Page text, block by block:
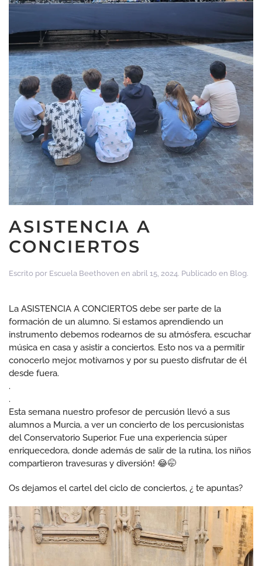
ASISTENCIA A
CONCIERTOS
Escrito por Escuela Beethoven en abril 15, 2024. Publicado en Blog.
La ASISTENCIA A CONCIERTOS debe ser parte de la
formación de un alumno. Si estamos aprendiendo un
instrumento debemos rodearnos de su atmósfera, escuchar
música en casa y asistir a conciertos. Esto nos va a permitir
conocerlo mejor, motivarnos y por su puesto disfrutar de él
desde fuera.
.
.
Esta semana nuestro profesor de percusión llevó a sus
alumnos a Murcia, a ver un concierto de los percusionistas
del Conservatorio Superior. Fue una experiencia súper
enriquecedora, donde además de salir de la rutina, los niños
compartieron travesuras y diversión! 😂🤭
Os dejamos el cartel del ciclo de conciertos, ¿ te apuntas?